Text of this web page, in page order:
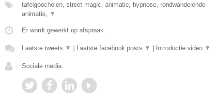
tafelgoochelen, street magic, animatie, hypnose, rondwandelende
animatie,
▼
Er wordt gewerkt op afspraak.
Laatste tweets ▼ Laatste facebook posts ▼ Introductie video ▼
Sociale media: